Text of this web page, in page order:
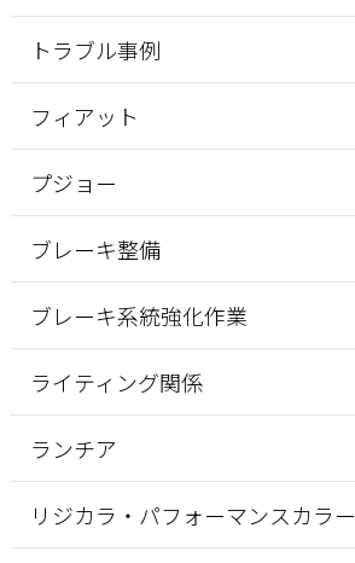
トラブル事例
フィアット
プジョー
ブレーキ整備
ブレーキ系統強化作業
ライティング関係
ランチア
リジカラ・パフォーマンスカラー